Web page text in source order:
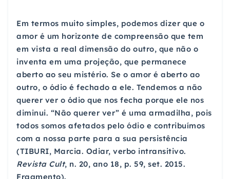
Em termos muito simples, podemos dizer que o
amor é um horizonte de compreensão que tem
em vista a real dimensão do outro, que não o
inventa em uma projeção, que permanece
aberto ao seu mistério. Se o amor é aberto ao
outro, o ódio é fechado a ele. Tendemos a não
querer ver o ódio que nos fecha porque ele nos
diminui. “Não querer ver” é uma armadilha, pois
todos somos afetados pelo ódio e contribuímos
com a nossa parte para a sua persistência
(TIBURI, Marcia. Odiar, verbo intransitivo.
Revista Cult, n. 20, ano 18, p. 59, set. 2015.
Fragmento).